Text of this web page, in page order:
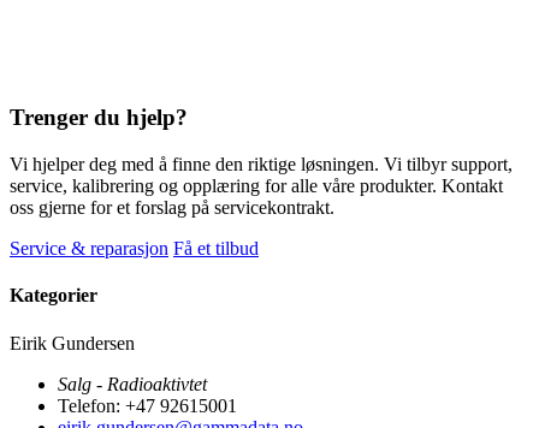
Trenger du hjelp?
Vi hjelper deg med å finne den riktige løsningen. Vi tilbyr support,
service, kalibrering og opplæring for alle våre produkter. Kontakt
oss gjerne for et forslag på servicekontrakt.
Service & reparasjon Få et tilbud
Kategorier
Eirik Gundersen
Salg - Radioaktivtet
Telefon: +47 92615001